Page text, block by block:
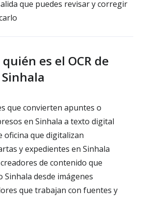
que puedes revisar y corregir
quién es el OCR de
que convierten apuntes o
en Sinhala a texto digital
oficina que digitalizan
y expedientes en Sinhala
de contenido que
desde imágenes
que trabajan con fuentes y